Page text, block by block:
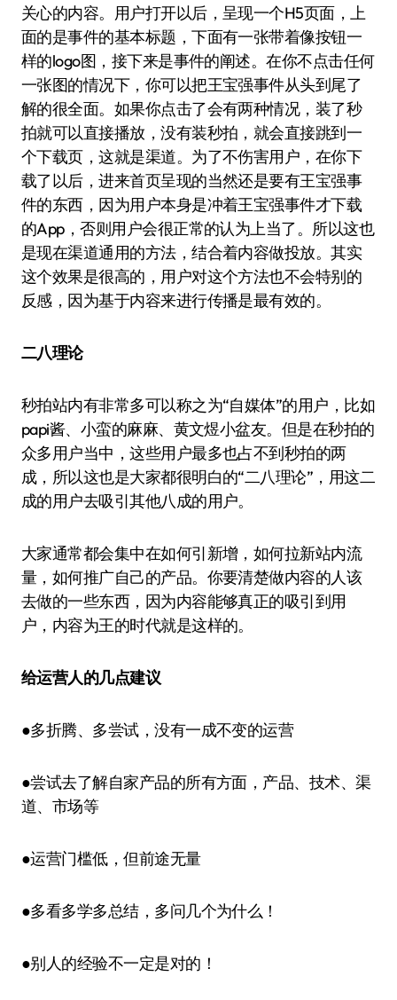
关心的内容。用户打开以后，呈现一个H5页面，上
面的是事件的基本标题，下面有一张带着像按钮一
样的logo图，接下来是事件的阐述。在你不点击任何
一张图的情况下，你可以把王宝强事件从头到尾了
解的很全面。如果你点击了会有两种情况，装了秒
拍就可以直接播放，没有装秒拍，就会直接跳到一
个下载页，这就是渠道。为了不伤害用户，在你下
载了以后，进来首页呈现的当然还是要有王宝强事
件的东西，因为用户本身是冲着王宝强事件才下载
的App，否则用户会很正常的认为上当了。所以这也
是现在渠道通用的方法，结合着内容做投放。其实
这个效果是很高的，用户对这个方法也不会特别的
反感，因为基于内容来进行传播是最有效的。
二八理论
秒拍站内有非常多可以称之为“自媒体”的用户，比如
papi酱、小蛮的麻麻、黄文煜小盆友。但是在秒拍的
众多用户当中，这些用户最多也占不到秒拍的两
成，所以这也是大家都很明白的“二八理论”，用这二
成的用户去吸引其他八成的用户。
大家通常都会集中在如何引新增，如何拉新站内流
量，如何推广自己的产品。你要清楚做内容的人该
去做的一些东西，因为内容能够真正的吸引到用
户，内容为王的时代就是这样的。
给运营人的几点建议
●多折腾、多尝试，没有一成不变的运营
●尝试去了解自家产品的所有方面，产品、技术、渠
道、市场等
●运营门槛低，但前途无量
●多看多学多总结，多问几个为什么！
●别人的经验不一定是对的！